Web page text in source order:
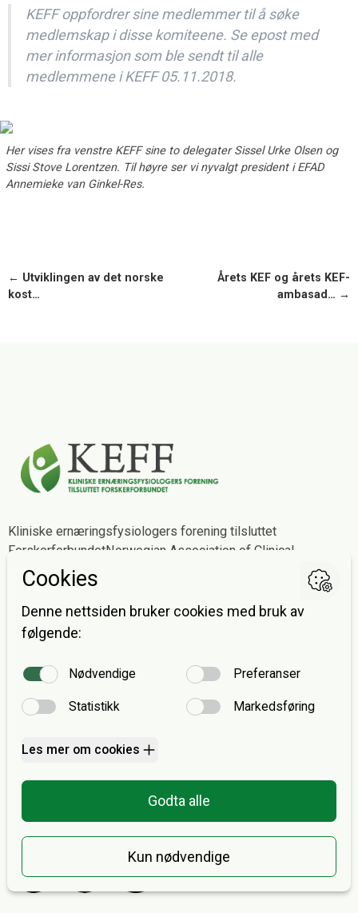
KEFF oppfordrer sine medlemmer til å søke
medlemskap i disse komiteene. Se epost med
mer informasjon som ble sendt til alle
medlemmene i KEFF 05.11.2018.
Her vises fra venstre KEFF sine to delegater Sissel Urke Olsen og
Sissi Stove Lorentzen. Til høyre ser vi nyvalgt president i EFAD
Annemieke van Ginkel-Res.
← Utviklingen av det norske
kost…
Årets KEF og årets KEF-
ambasad… →
Kliniske ernæringsfysiologers forening tilsluttet
ForskerforbundetNorwegian Association of Clinical
Dietitians affiliated with The Norwegian Association of
Researchers
Avdeling for ernæringsvitenskap
Postboks 1046 Blindern
0316 OSLO
E-post:post@keff.no
Fakturaadresse
Postboks 1035 Sentrum
E-post:post@keff.no